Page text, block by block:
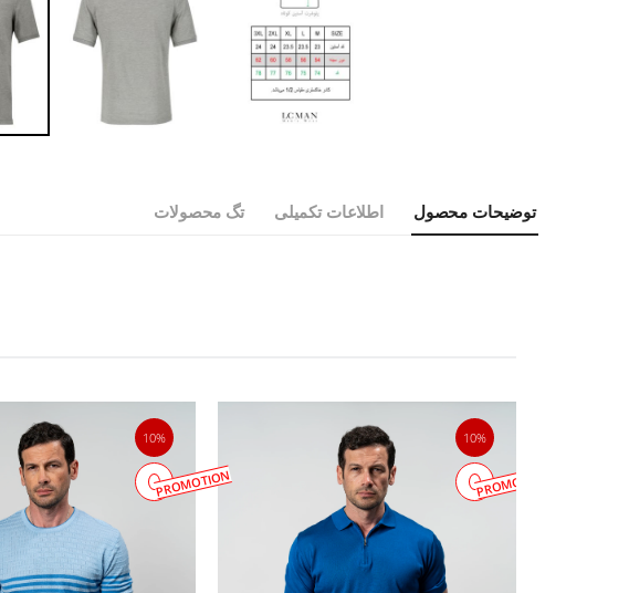
توضیحات محصول اطلاعات تکمیلی تگ محصولات
10%
PROMOTION
10%
PROMOTION